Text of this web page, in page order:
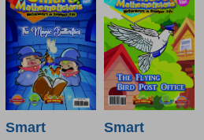
Smart
Smart